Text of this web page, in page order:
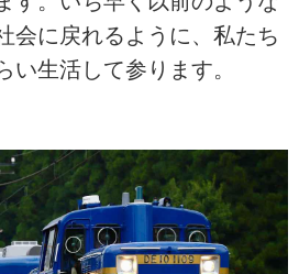
会に戻れるように、私たち
い生活して参ります。